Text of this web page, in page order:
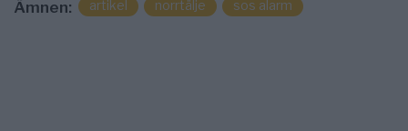
Ämnen: artikel norrtälje sos alarm